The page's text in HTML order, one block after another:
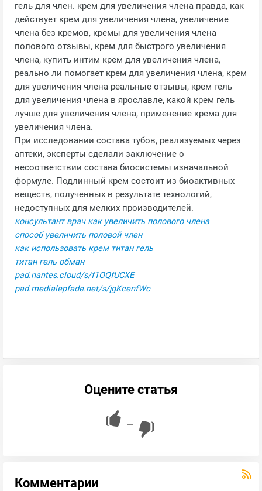
гель для член. крем для увеличения члена правда, как
действует крем для увеличения члена, увеличение
члена без кремов, кремы для увеличения члена
полового отзывы, крем для быстрого увеличения
члена, купить интим крем для увеличения члена,
реально ли помогает крем для увеличения члена, крем
для увеличения члена реальные отзывы, крем гель
для увеличения члена в ярославле, какой крем гель
лучше для увеличения члена, применение крема для
увеличения члена.
При исследовании состава тубов, реализуемых через
аптеки, эксперты сделали заключение о
несоответствии состава биосистемы изначальной
формуле. Подлинный крем состоит из биоактивных
веществ, полученных в результате технологий,
недоступных для мелких производителей.
консультант врач как увеличить полового члена
способ увеличить половой член
как использовать крем титан гель
титан гель обман
pad.nantes.cloud/s/f1OQfUCXE
pad.medialepfade.net/s/jgKcenfWc
Оцените статья
—
Комментарии